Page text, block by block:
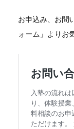
お申込み、お問
ォーム」よりお